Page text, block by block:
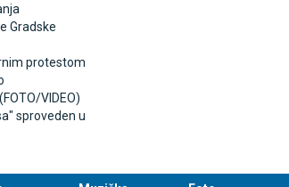
Gradske
protestom
VIDEO)
sproveden u